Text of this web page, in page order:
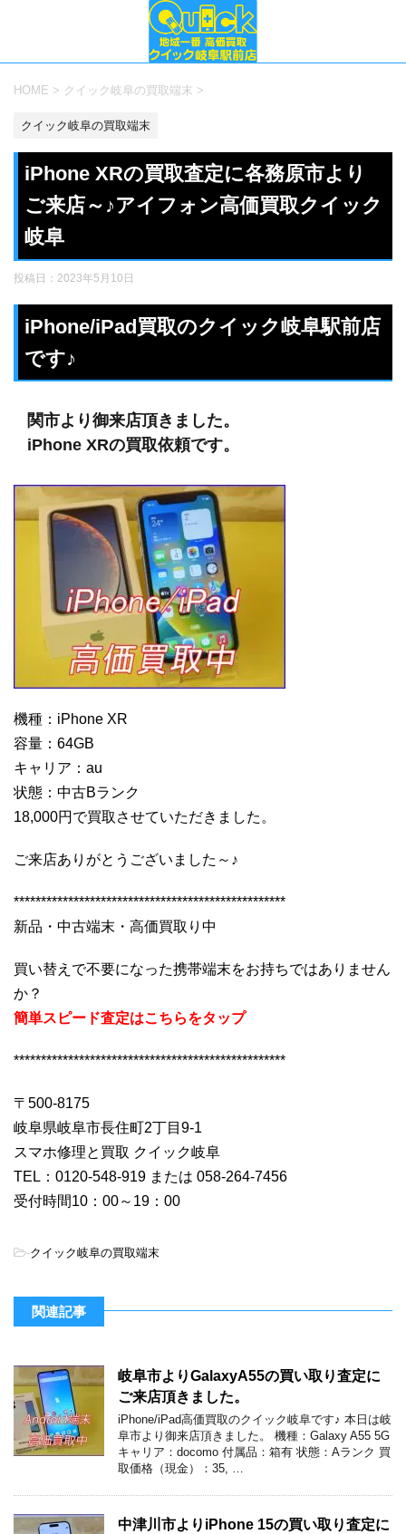
HOME > クイック岐阜の買取端末 >
クイック岐阜の買取端末
iPhone XRの買取査定に各務原市より
ご来店～♪アイフォン高価買取クイック
岐阜
投稿日： 2023年5月10日
iPhone/iPad買取のクイック岐阜駅前店
です♪
関市より御来店頂きました。
iPhone XRの買取依頼です。
機種：iPhone XR
容量：64GB
キャリア：au
状態：中古Bランク
18,000円で買取させていただきました。
ご来店ありがとうございました～♪
**************************************************
新品・中古端末・高価買取り中
買い替えで不要になった携帯端末をお持ちではありません
か？
簡単スピード査定はこちらをタップ
**************************************************
〒500-8175
岐阜県岐阜市長住町2丁目9-1
スマホ修理と買取 クイック岐阜
TEL：0120-548-919 または 058-264-7456
受付時間10：00～19：00
-クイック岐阜の買取端末
関連記事
岐阜市よりGalaxyA55の買い取り査定に
ご来店頂きました。
iPhone/iPad高価買取のクイック岐阜です♪ 本日は岐
阜市より御来店頂きました。 機種：Galaxy A55 5G
キャリア：docomo 付属品：箱有 状態：Aランク 買
取価格（現金）：35, …
中津川市よりiPhone 15の買い取り査定に